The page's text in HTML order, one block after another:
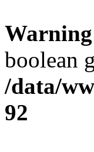
Warning
boolean
/data/
92